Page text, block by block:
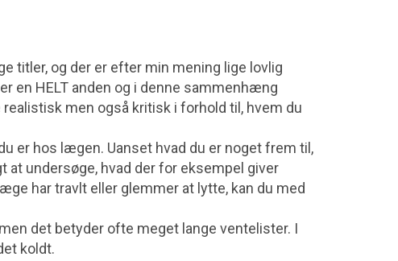
titler, og der er efter min mening lige lovlig
en HELT anden og i denne sammenhæng
men også kritisk i forhold til, hvem du
er hos lægen. Uanset hvad du er noget frem til,
at undersøge, hvad der for eksempel giver
har travlt eller glemmer at lytte, kan du med
det betyder ofte meget lange ventelister. I
koldt.